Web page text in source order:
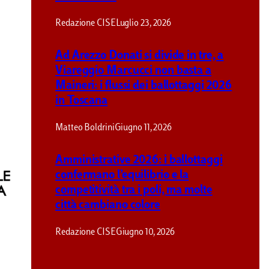
Redazione CISE Luglio 23, 2026
Ad Arezzo Donati si divide in tre, a
Viareggio Marcucci non basta a
Maineri: i flussi dei ballottaggi 2026
in Toscana
Matteo BoldriniGiugno 11, 2026
Amministrative 2026: i ballottaggi
confermano l’equilibrio e la
competitività tra i poli, ma molte
città cambiano colore
Redazione CISEGiugno 10, 2026